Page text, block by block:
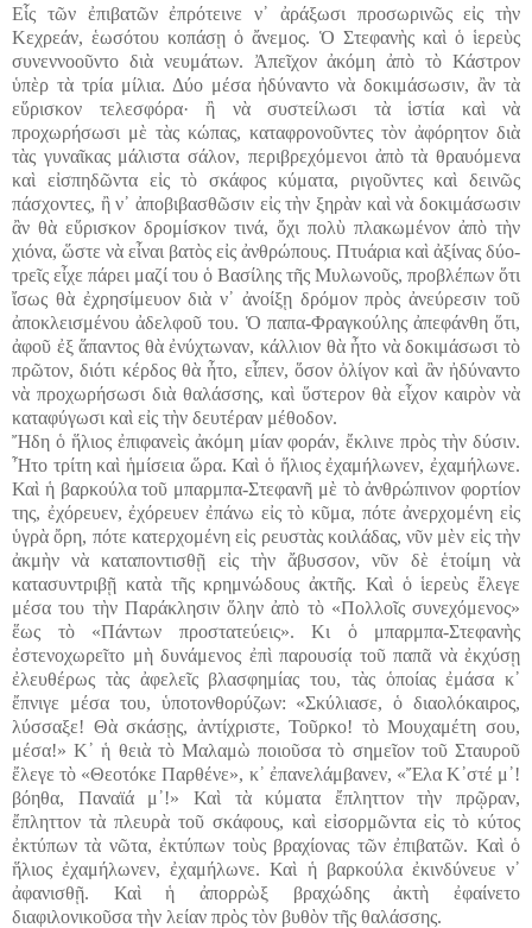
Εἷς τῶν ἐπιβατῶν ἐπρότεινε ν᾽ ἀράξωσι προσωρινῶς εἰς τὴν
Κεχρεάν, ἑωσότου κοπάσῃ ὁ ἄνεμος. Ὁ Στεφανὴς καὶ ὁ ἱερεὺς
συνεννοοῦντο διὰ νευμάτων. Ἀπεῖχον ἀκόμη ἀπὸ τὸ Κάστρον
ὑπὲρ τὰ τρία μίλια. Δύο μέσα ἠδύναντο νὰ δοκιμάσωσιν, ἂν τὰ
εὕρισκον τελεσφόρα· ἢ νὰ συστείλωσι τὰ ἱστία καὶ νὰ
προχωρήσωσι μὲ τὰς κώπας, καταφρονοῦντες τὸν ἀφόρητον διὰ
τὰς γυναῖκας μάλιστα σάλον, περιβρεχόμενοι ἀπὸ τὰ θραυόμενα
καὶ εἰσπηδῶντα εἰς τὸ σκάφος κύματα, ριγοῦντες καὶ δεινῶς
πάσχοντες, ἢ ν᾽ ἀποβιβασθῶσιν εἰς τὴν ξηρὰν καὶ νὰ δοκιμάσωσιν
ἂν θὰ εὕρισκον δρομίσκον τινά, ὄχι πολὺ πλακωμένον ἀπὸ τὴν
χιόνα, ὥστε νὰ εἶναι βατὸς εἰς ἀνθρώπους. Πτυάρια καὶ ἀξίνας δύο-
τρεῖς εἶχε πάρει μαζί του ὁ Βασίλης τῆς Μυλωνοῦς, προβλέπων ὅτι
ἴσως θὰ ἐχρησίμευον διὰ ν᾽ ἀνοίξῃ δρόμον πρὸς ἀνεύρεσιν τοῦ
ἀποκλεισμένου ἀδελφοῦ του. Ὁ παπα-Φραγκούλης ἀπεφάνθη ὅτι,
ἀφοῦ ἐξ ἅπαντος θὰ ἐνύχτωναν, κάλλιον θὰ ἦτο νὰ δοκιμάσωσι τὸ
πρῶτον, διότι κέρδος θὰ ἦτο, εἶπεν, ὅσον ὀλίγον καὶ ἂν ἠδύναντο
νὰ προχωρήσωσι διὰ θαλάσσης, καὶ ὕστερον θὰ εἶχον καιρὸν νὰ
καταφύγωσι καὶ εἰς τὴν δευτέραν μέθοδον.
Ἤδη ὁ ἥλιος ἐπιφανεὶς ἀκόμη μίαν φοράν, ἔκλινε πρὸς τὴν δύσιν.
Ἦτο τρίτη καὶ ἡμίσεια ὥρα. Καὶ ὁ ἥλιος ἐχαμήλωνεν, ἐχαμήλωνε.
Καὶ ἡ βαρκούλα τοῦ μπαρμπα-Στεφανῆ μὲ τὸ ἀνθρώπινον φορτίον
της, ἐχόρευεν, ἐχόρευεν ἐπάνω εἰς τὸ κῦμα, πότε ἀνερχομένη εἰς
ὑγρὰ ὄρη, πότε κατερχομένη εἰς ρευστὰς κοιλάδας, νῦν μὲν εἰς τὴν
ἀκμὴν νὰ καταποντισθῇ εἰς τὴν ἄβυσσον, νῦν δὲ ἑτοίμη νὰ
κατασυντριβῇ κατὰ τῆς κρημνώδους ἀκτῆς. Καὶ ὁ ἱερεὺς ἔλεγε
μέσα του τὴν Παράκλησιν ὅλην ἀπὸ τὸ «Πολλοῖς συνεχόμενος»
ἕως τὸ «Πάντων προστατεύεις». Κι ὁ μπαρμπα-Στεφανὴς
ἐστενοχωρεῖτο μὴ δυνάμενος ἐπὶ παρουσίᾳ τοῦ παπᾶ νὰ ἐκχύσῃ
ἐλευθέρως τὰς ἀφελεῖς βλασφημίας του, τὰς ὁποίας ἐμάσα κ᾽
ἔπνιγε μέσα του, ὑποτονθορύζων: «Σκύλιασε, ὁ διαολόκαιρος,
λύσσαξε! Θὰ σκάσῃς, ἀντίχριστε, Τοῦρκο! τὸ Μουχαμέτη σου,
μέσα!» Κ᾽ ἡ θειὰ τὸ Μαλαμὼ ποιοῦσα τὸ σημεῖον τοῦ Σταυροῦ
ἔλεγε τὸ «Θεοτόκε Παρθένε», κ᾽ ἐπανελάμβανεν, «Ἔλα Κ᾽στέ μ᾽!
βόηθα, Παναϊά μ᾽!» Καὶ τὰ κύματα ἔπληττον τὴν πρῷραν,
ἔπληττον τὰ πλευρὰ τοῦ σκάφους, καὶ εἰσορμῶντα εἰς τὸ κύτος
ἐκτύπων τὰ νῶτα, ἐκτύπων τοὺς βραχίονας τῶν ἐπιβατῶν. Καὶ ὁ
ἥλιος ἐχαμήλωνεν, ἐχαμήλωνε. Καὶ ἡ βαρκούλα ἐκινδύνευε ν᾿
ἀφανισθῇ. Καὶ ἡ ἀπορρὼξ βραχώδης ἀκτὴ ἐφαίνετο
διαφιλονικοῦσα τὴν λείαν πρὸς τὸν βυθὸν τῆς θαλάσσης.